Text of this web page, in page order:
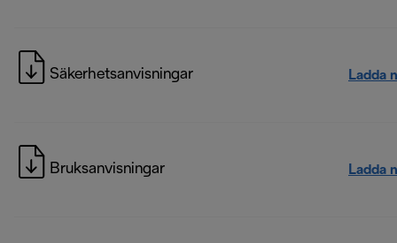
Säkerhetsanvisningar Ladda
Bruksanvisningar Ladda